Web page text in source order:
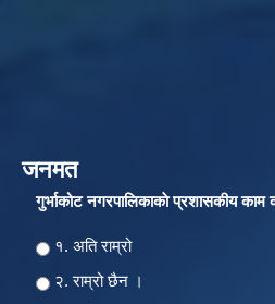
जनमत
गुर्भाकोट नगरपालिकाकाे प्रशासकीय काम
Choices
१. अति राम्रो
२‍‍. राम्रो छैन ।